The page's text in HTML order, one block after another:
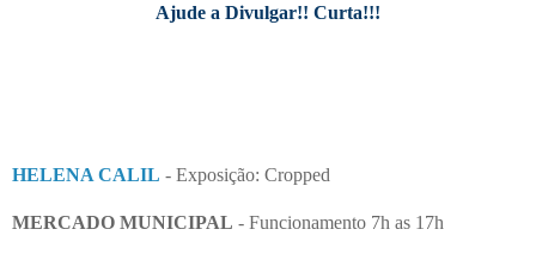
Ajude a Divulgar!! Curta!!!
HELENA CALIL - Exposição: Cropped
MERCADO MUNICIPAL - Funcionamento 7h as 17h